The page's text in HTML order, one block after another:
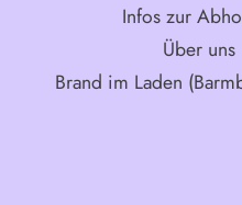
Infos zur
Über uns
Brand im Laden